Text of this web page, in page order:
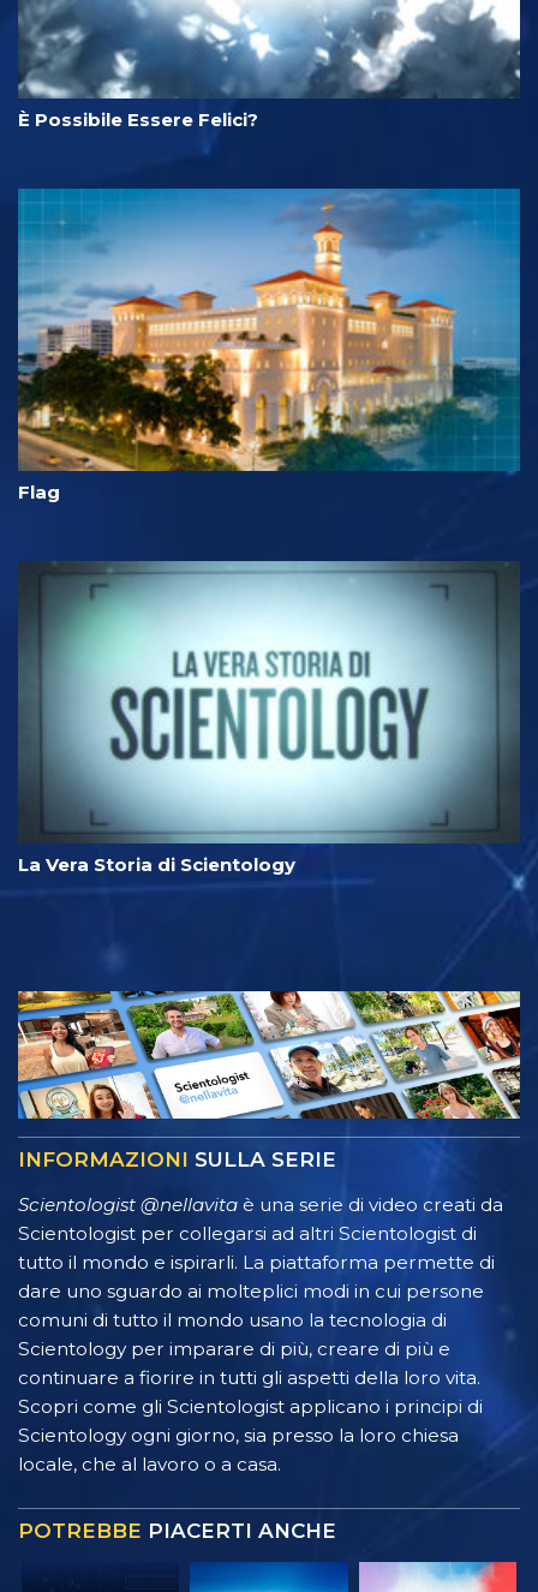
È Possibile Essere Felici?
Flag
La Vera Storia di Scientology
INFORMAZIONI SULLA SERIE
Scientologist @nellavita è una serie di video creati da
Scientologist per collegarsi ad altri Scientologist di
tutto il mondo e ispirarli. La piattaforma permette di
dare uno sguardo ai molteplici modi in cui persone
comuni di tutto il mondo usano la tecnologia di
Scientology per imparare di più, creare di più e
continuare a fiorire in tutti gli aspetti della loro vita.
Scopri come gli Scientologist applicano i principi di
Scientology ogni giorno, sia presso la loro chiesa
locale, che al lavoro o a casa.
POTREBBE PIACERTI ANCHE